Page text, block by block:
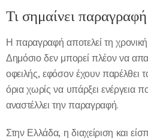
Τι σημαίνει
Η παραγραφή αποτελεί τη
Δημόσιο δεν μπορεί πλέον να
οφειλής, εφόσον έχουν παρέλθει
όρια χωρίς να υπάρξει ενέργεια
αναστέλλει την παραγραφή.
Στην Ελλάδα, η διαχείριση και